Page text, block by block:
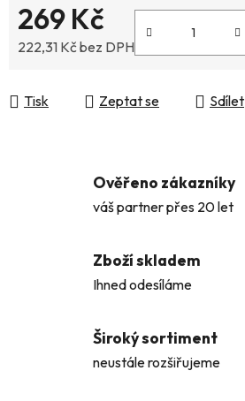
269 Kč
222,31 Kč bez DPH
Tisk Zeptat se Sdílet
Ověřeno zákazníky
váš partner přes 20 let
Zboží skladem
Ihned odesíláme
Široký sortiment
neustále rozšiřujeme